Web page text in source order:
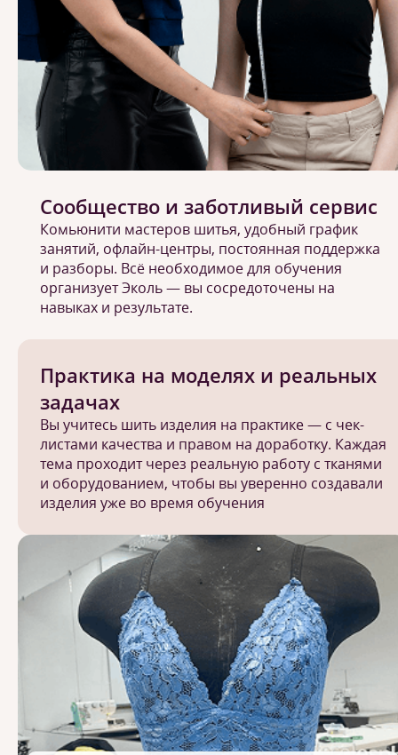
Практика на моделях и реальных
задачах
Вы учитесь шить изделия на практике — с чек-
листами качества и правом на доработку. Каждая
тема проходит через реальную работу с тканями
и оборудованием, чтобы вы уверенно создавали
изделия уже во время обучения
Сообщество и заботливый сервис
Комьюнити мастеров шитья, удобный график
занятий, офлайн-центры, постоянная поддержка
и разборы. Всё необходимое для обучения
организует Эколь — вы сосредоточены на
навыках и результате.